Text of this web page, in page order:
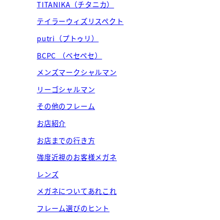
TITANIKA（チタニカ）
テイラーウィズリスペクト
putri（プトゥリ）
BCPC （ベセペセ）
メンズマークシャルマン
リーゴシャルマン
その他のフレーム
お店紹介
お店までの行き方
強度近視のお客様メガネ
レンズ
メガネについてあれこれ
フレーム選びのヒント